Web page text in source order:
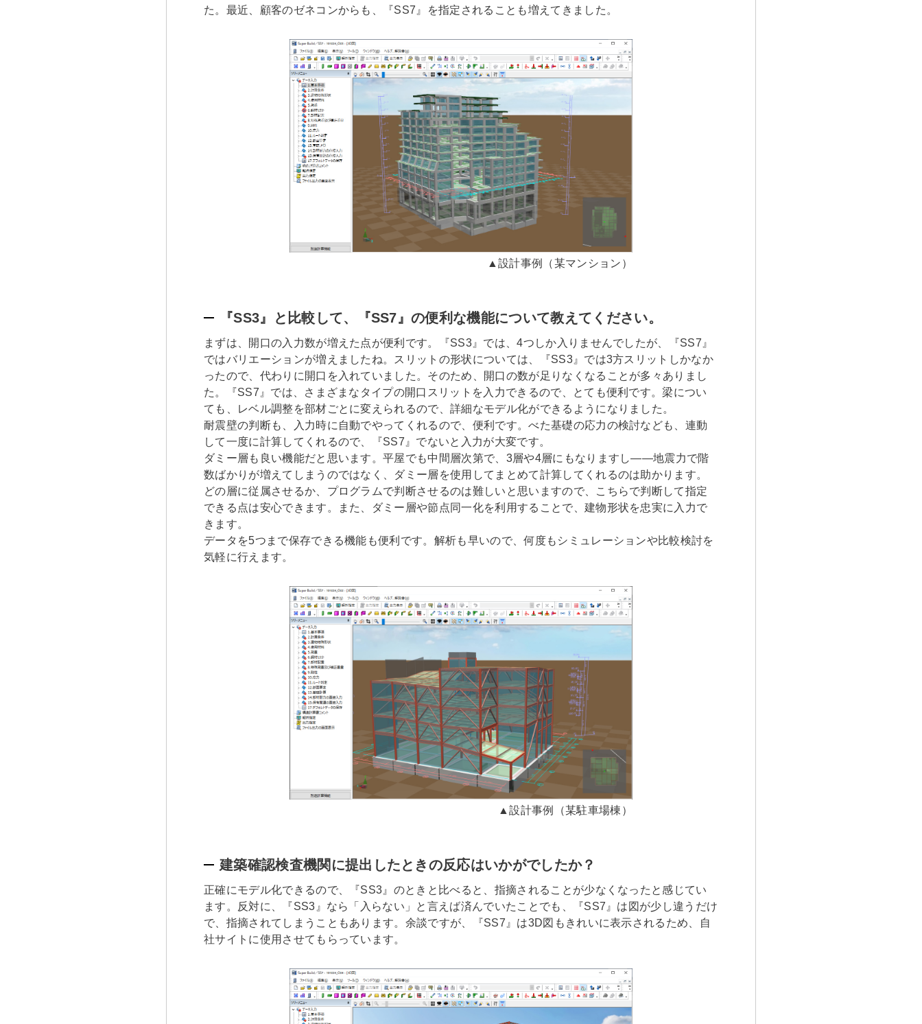
た。最近、顧客のゼネコンからも、『SS7』を指定されることも増えてきました。
▲設計事例（某マンション）
『SS3』と比較して、『SS7』の便利な機能について教えてください。
まずは、開口の入力数が増えた点が便利です。『SS3』では、4つしか入りませんでしたが、『SS7』
ではバリエーションが増えましたね。スリットの形状については、『SS3』では3方スリットしかなか
ったので、代わりに開口を入れていました。そのため、開口の数が足りなくなることが多々ありまし
た。『SS7』では、さまざまなタイプの開口スリットを入力できるので、とても便利です。梁につい
ても、レベル調整を部材ごとに変えられるので、詳細なモデル化ができるようになりました。
耐震壁の判断も、入力時に自動でやってくれるので、便利です。べた基礎の応力の検討なども、連動
して一度に計算してくれるので、『SS7』でないと入力が大変です。
ダミー層も良い機能だと思います。平屋でも中間層次第で、3層や4層にもなりますし――地震力で階
数ばかりが増えてしまうのではなく、ダミー層を使用してまとめて計算してくれるのは助かります。
どの層に従属させるか、プログラムで判断させるのは難しいと思いますので、こちらで判断して指定
できる点は安心できます。また、ダミー層や節点同一化を利用することで、建物形状を忠実に入力で
きます。
データを5つまで保存できる機能も便利です。解析も早いので、何度もシミュレーションや比較検討を
気軽に行えます。
▲設計事例（某駐車場棟）
建築確認検査機関に提出したときの反応はいかがでしたか？
正確にモデル化できるので、『SS3』のときと比べると、指摘されることが少なくなったと感じてい
ます。反対に、『SS3』なら「入らない」と言えば済んでいたことでも、『SS7』は図が少し違うだけ
で、指摘されてしまうこともあります。余談ですが、『SS7』は3D図もきれいに表示されるため、自
社サイトに使用させてもらっています。